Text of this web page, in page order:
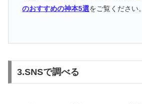
のおすすめの神本5選をご覧ください。
3.SNSで調べる